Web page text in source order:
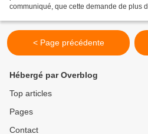
communiqué, que cette demande de plus
< Page précédente
Hébergé par Overblog
Top articles
Pages
Contact